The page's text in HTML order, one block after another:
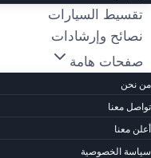
تقسيط السيارات
نصائح وإرشادات
صفحات هامة
من نحن
تواصل معنا
أعلن معنا
سياسة الخصوصية